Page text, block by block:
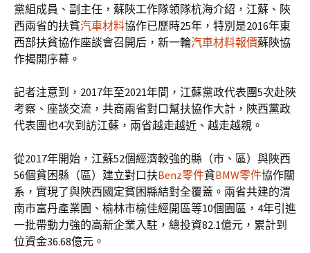
黨組成員、副主任，蘇陜工作隊領隊杭海介紹，江蘇、陜
西兩省的扶貧汽車材料協作已歷時25年，特別是2016年東
西部扶貧協作座談會召開后，新一輪汽車材料報價蘇陜協
作揭開序幕。
記者注意到，2017年至2021年間，江蘇黨政代表團5次赴陜
考察、座談交流，共商兩省對口幫扶協作大計，陜西黨政
代表團也4次到訪江蘇，兩省越走越近、越走越親。
從2017年開始，江蘇52個經濟較強的縣（市、區）與陜西
56個貧困縣（區）建立對口扶Benz零件貧BMW零件協作關
系，實現了與陜西國定貧困縣結對全覆蓋。兩省共建的渭
南市富丹產業園、榆林市榆佳經開區等10個園區，4年引進
一批帶動力強的高新企業入駐，總投資82.1億元，累計到
位資金36.68億元。